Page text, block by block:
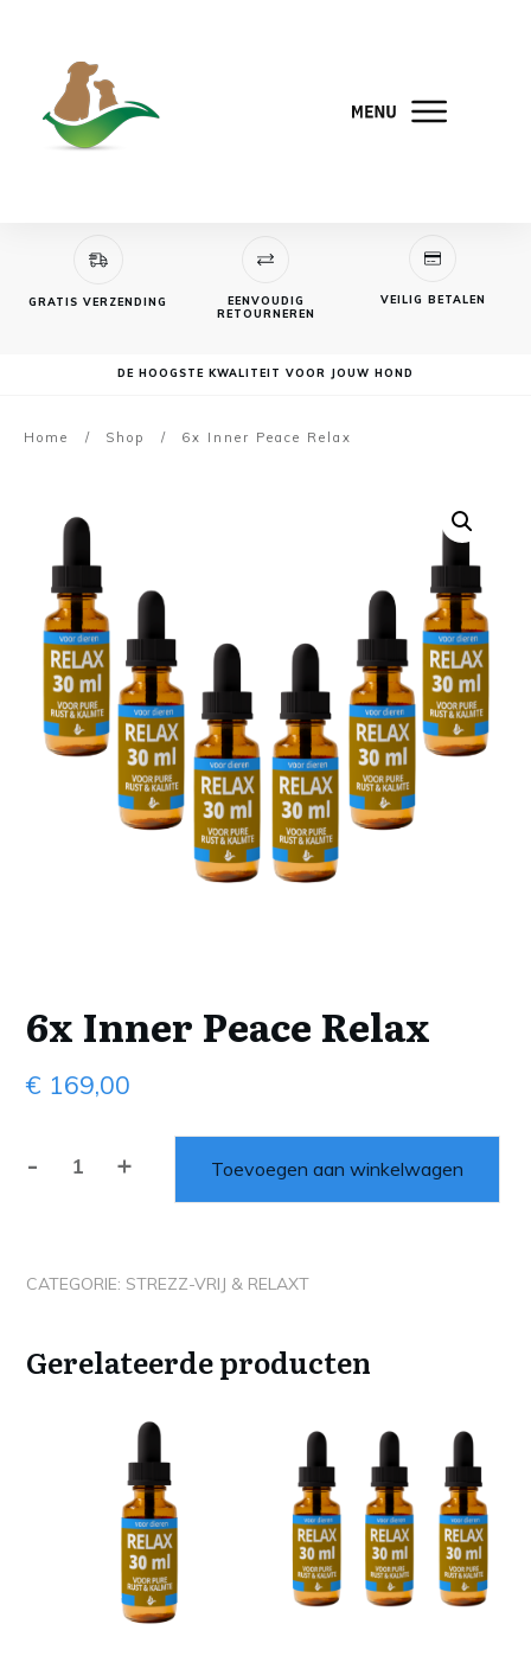
GRATIS VERZENDING
EENVOUDIG
RETOURNEREN
VEILIG BETALEN
DE HOOGSTE KWALITEIT VOOR JOUW HOND
Home / Shop / 6x Inner Peace Relax
6x Inner Peace Relax
€ 169,00
-
Relax
+ Toevoegen aan winkelwagen
CATEGORIE: STREZZ-VRIJ & RELAXT
Gerelateerde producten